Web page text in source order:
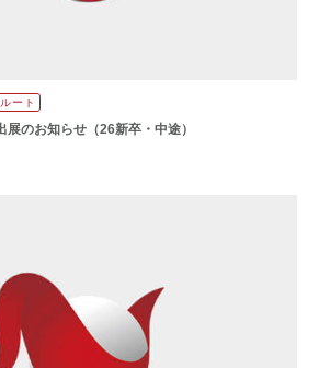
ート
展のお知らせ（26新卒・中途）